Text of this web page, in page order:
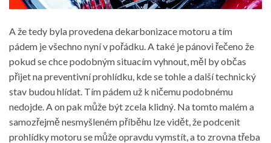
A že tedy byla provedena dekarbonizace motoru a tím
pádem je všechno nyní v pořádku. A také je pánovi řečeno že
pokud se chce podobným situacím vyhnout, měl by občas
přijet na preventivní prohlídku, kde se tohle a další technický
stav budou hlídat. Tím pádem už k ničemu podobnému
nedojde. A on pak může být zcela klidný. Na tomto malém a
samozřejmě nesmyšleném příběhu lze vidět, že podcenit
prohlídky motoru se může opravdu vymstít, a to zrovna třeba